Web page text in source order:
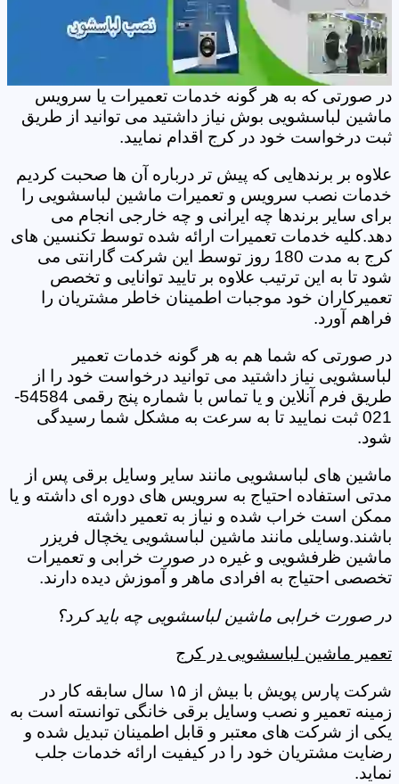
در صورتی که به هر گونه خدمات تعمیرات یا سرویس
ماشین لباسشویی بوش نیاز داشتید می توانید از طریق
ثبت درخواست خود در کرج اقدام نمایید.
علاوه بر برندهایی که پیش تر درباره آن ها صحبت کردیم
خدمات نصب سرویس و تعمیرات ماشین لباسشویی را
برای سایر برندها چه ایرانی و چه خارجی انجام می
دهد.کلیه خدمات تعمیرات ارائه شده توسط تکنسین های
کرج به مدت 180 روز توسط این شرکت گارانتی می
شود تا به این ترتیب علاوه بر تایید توانایی و تخصص
تعمیرکاران خود موجبات اطمینان خاطر مشتریان را
فراهم آورد.
در صورتی که شما هم به هر گونه خدمات تعمیر
لباسشویی نیاز داشتید می توانید درخواست خود را از
طریق فرم آنلاین و یا تماس با شماره پنج رقمی 54584-
021 ثبت نمایید تا به سرعت به مشکل شما رسیدگی
شود.
ماشین های لباسشویی مانند سایر وسایل برقی پس از
مدتی استفاده احتیاج به سرویس های دوره ای داشته و یا
ممکن است خراب شده و نیاز به تعمیر داشته
باشند.وسایلی مانند ماشین لباسشویی یخچال فریزر
ماشین ظرفشویی و غیره در صورت خرابی و تعمیرات
تخصصی احتیاج به افرادی ماهر و آموزش دیده دارند.
در صورت خرابی ماشین لباسشویی چه باید کرد؟
تعمیر ماشین لباسشویی در کرج
شرکت پارس پویش با بیش از ۱۵ سال سابقه کار در
زمینه تعمیر و نصب وسایل برقی خانگی توانسته است به
یکی از شرکت های معتبر و قابل اطمینان تبدیل شده و
رضایت مشتریان خود را در کیفیت ارائه خدمات جلب
نماید.